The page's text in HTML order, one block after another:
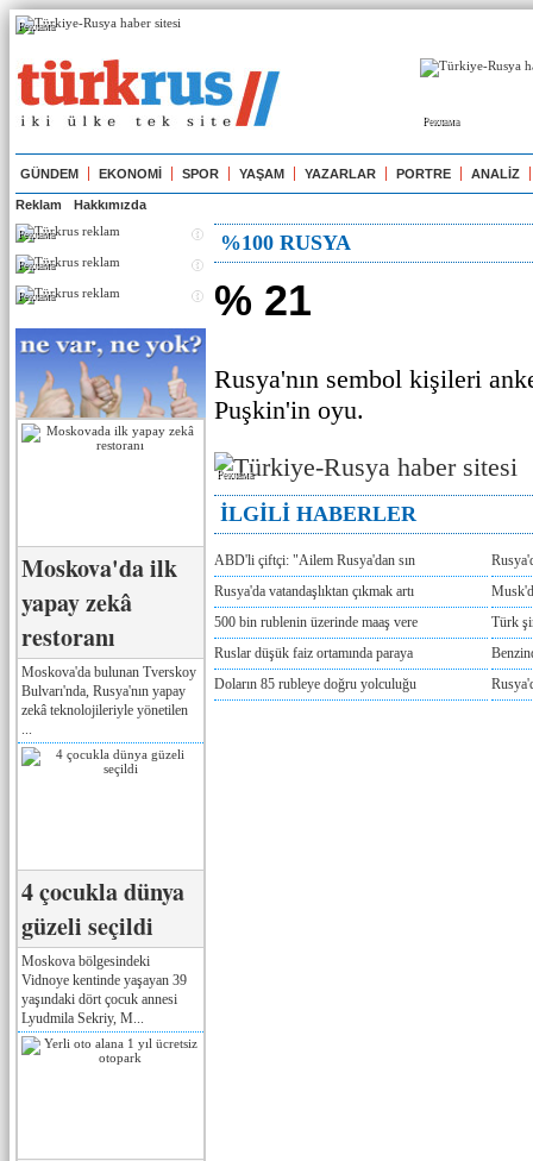
Реклама
Реклама
GÜNDEM EKONOMİ SPOR YAŞAM YAZARLAR PORTRE ANALİZ
Reklam Hakkımızda
Реклама
Реклама
Реклама
Moskova'da ilk
yapay zekâ
restoranı
Moskova'da bulunan Tverskoy
Bulvarı'nda, Rusya'nın yapay
zekâ teknolojileriyle yönetilen
4 çocukla dünya
güzeli seçildi
Moskova bölgesindeki
Vidnoye kentinde yaşayan 39
yaşındaki dört çocuk annesi
Lyudmila Sekriy, M...
%100 RUSYA
% 21
Rusya'nın sembol kişileri
Puşkin'in oyu.
Реклама
İLGİLİ HABERLER
ABD'li çiftçi: "Ailem Rusya'dan sın
Rusya'da vatandaşlıktan çıkmak artı
500 bin rublenin üzerinde maaş vere
Türk
Ruslar düşük faiz ortamında paraya
Doların 85 rubleye doğru yolculuğu